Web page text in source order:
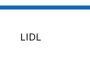
LIDL